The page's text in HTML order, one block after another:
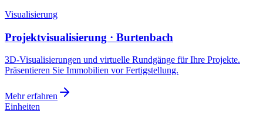
Visualisierung
Projektvisualisierung · Burtenbach
3D-Visualisierungen und virtuelle Rundgänge für Ihre Projekte.
Präsentieren Sie Immobilien vor Fertigstellung.
Mehr erfahren
Einheiten